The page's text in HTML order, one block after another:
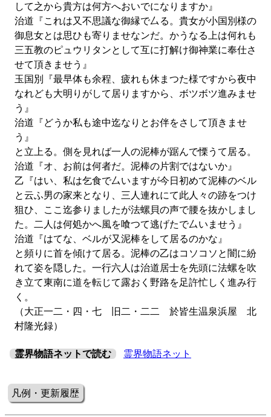
して之から貴方は何方へおいでになりますか』
治道『これは又不思議な御縁で厶る。貴女が小国別様の
御息女とは思ひも寄りませなンだ。かうなる上は何れも
三五教のピュウリタンとして互に打解け御神業に奉仕さ
せて頂きませう』
玉国別『最早体も余程、疲れも休まつた様ですから夜中
なれども大明りがして居りますから、ボツボツ進みませ
う』
治道『どうか私も途中迄なりとお伴をさして頂きませ
う』
と立上る。側を見れば一人の泥棒が踞んで慄うて居る。
治道『オ、お前は何者だ。泥棒の片割ではないか』
乙『はい、私は乞食で厶いますが今日初めて泥棒のベル
と云ふ男の家来となり、三人連れにて此人々の跡をつけ
狙ひ、ここ迄参りましたが法螺貝の声で腰を抜かしまし
た。二人は何処かへ風を喰つて逃げたで厶いませう』
治道『はてな、ベルが又泥棒をして居るのかな』
と頻りに首を傾けて居る。泥棒の乙はコソコソと闇に紛
れて姿を隠した。一行六人は治道居士を先頭に法螺を吹
き立て東南に道を転じて露おく野路を足許忙しく進み行
く。
（大正一二・四・七 旧二・二二 於皆生温泉浜屋 北
村隆光録）
霊界物語ネットで読む 霊界物語ネット
凡例・更新履歴